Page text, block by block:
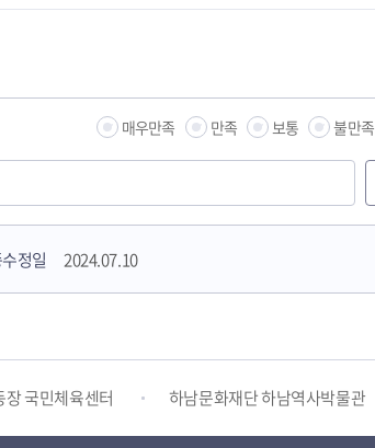
매우만족 만족 보통 불만족
정일 2024.07.10
국민체육센터 하남문화재단 하남역사박물관